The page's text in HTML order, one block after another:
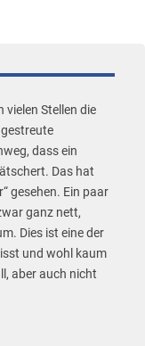
vielen Stellen die
dass ein
Das hat
gesehen. Ein paar
ganz nett,
Dies ist eine der
und wohl kaum
aber auch nicht